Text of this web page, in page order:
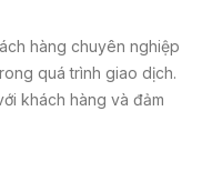
hàng chuyên nghiệp
quá trình giao dịch.
khách hàng và đảm